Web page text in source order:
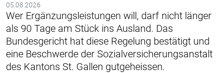
05.08.2026
Wer Ergänzungsleistungen will, darf nicht länger
als 90 Tage am Stück ins Ausland. Das
Bundesgericht hat diese Regelung bestätigt und
eine Beschwerde der Sozialversicherungsanstalt
des Kantons St. Gallen gutgeheissen.